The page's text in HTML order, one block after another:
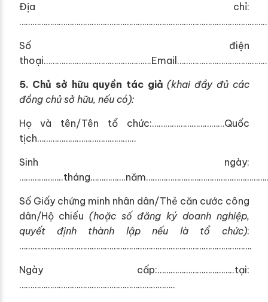
Địa chỉ:
Số điện
5. Chủ sở hữu quyền tác giả (khai đầy đủ các
đồng chủsở hữu, nếu có):
Họ và tên/Tên tổ chức:……………………………Quốc
tịch………………………………………
Sinh ngày:
Số Giấy chứng minh nhân dân/Thẻ căn cước công
dân/Hộ chiếu (hoặc số đăng ký doanh nghiệp,
quyết định thành lập nếu là tổ chức):
…………………………………………………………………………………………….
Ngày cấp:……………………………..tại:
……………………………………………………………..